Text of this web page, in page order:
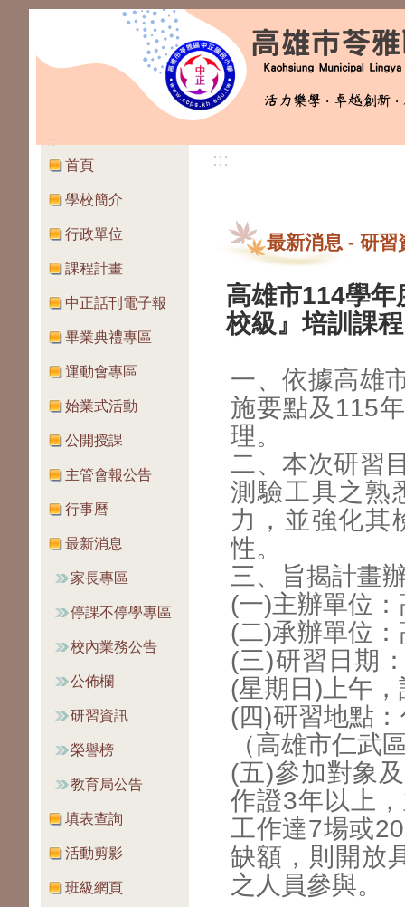
:::
首頁
學校簡介
行政單位
課程計畫
中正話刊電子報
畢業典禮專區
運動會專區
始業式活動
公開授課
主管會報公告
行事曆
最新消息
家長專區
停課不停學專區
校內業務公告
公佈欄
研習資訊
榮譽榜
教育局公告
填表查詢
活動剪影
班級網頁
:::
最新消息 - 研習
高雄市114學年
校級』培訓課程
一、依據高雄
施要點及115
理。
二、本次研習
測驗工具之熟
力，並強化其
性。
三、旨揭計畫
(一)主辦單位
(二)承辦單位
(三)研習日期
(星期日)上午
(四)研習地點
（高雄市仁武
(五)參加對象
作證3年以上
工作達7場或
缺額，則開放
之人員參與。